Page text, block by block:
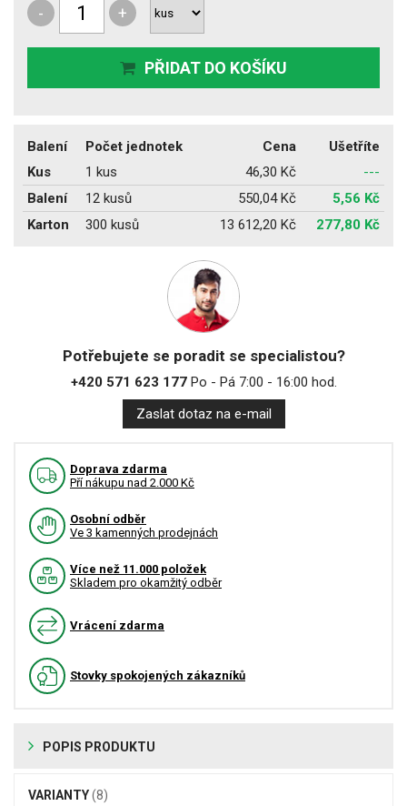
- +
PŘIDAT DO KOŠÍKU
Balení Počet jednotek Cena
Ušetříte
Kus
1 kus 46,30 Kč
---
Balení
12 kusů 550,04 Kč
5,56 Kč
Karton
300 kusů 13 612,20 Kč 277,80 Kč
Potřebujete se poradit se specialistou?
+420 571 623 177Po - Pá 7:00 - 16:00 hod.
Zaslat dotaz na e-mail
Doprava zdarma
Pří nákupu nad 2.000 Kč
Osobní odběr
Ve 3 kamenných prodejnách
Více než 11.000 položek
Skladem pro okamžitý odběr
Vrácení zdarma
Stovky spokojených zákazníků
POPIS PRODUKTU
VARIANTY(8)